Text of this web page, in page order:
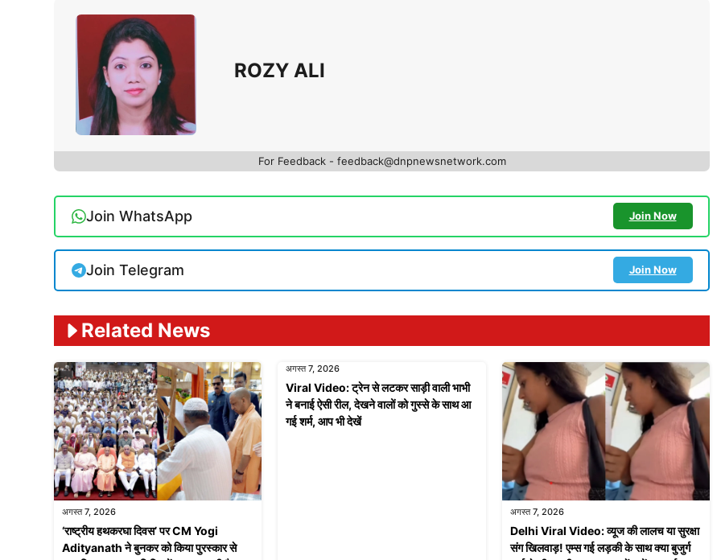
ROZY ALI
For Feedback - feedback@dnpnewsnetwork.com
Join WhatsApp Join Now
Join Telegram Join Now
Related News
अगस्त 7, 2026
‘राष्ट्रीय हथकरघा दिवस’ पर CM Yogi
Adityanath ने बुनकर को किया पुरस्कार से
अगस्त 7, 2026
Viral Video: ट्रेन से लटकर साड़ी वाली भाभी
ने बनाई ऐसी रील, देखने वालों को गुस्से के साथ आ
गई शर्म, आप भी देखें
अगस्त 7, 2026
Delhi Viral Video: व्यूज की लालच या सुरक्षा
संग खिलवाड़! एम्स गई लड़की के साथ क्या बुजुर्ग